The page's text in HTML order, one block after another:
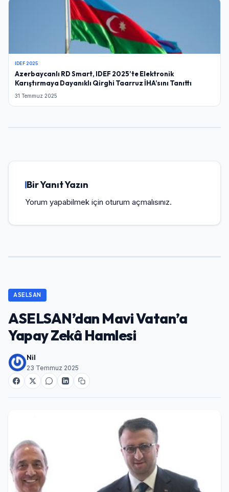
IDEF 2025
Azerbaycanlı RD Smart, IDEF 2025’te Elektronik
Karıştırmaya Dayanıklı Qirghi Taarruz İHA’sını Tanıttı
31 Temmuz 2025
Bir Yanıt Yazın
Yorum yapabilmek için oturum açmalısınız.
ASELSAN
ASELSAN’dan Mavi Vatan’a
Yapay Zekâ Hamlesi
Nil
23 Temmuz 2025